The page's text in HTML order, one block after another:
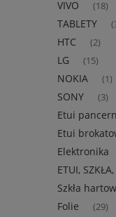
VIVO (18)
TABLETY
HTC (2)
LG (15)
NOKIA (1)
SONY (3)
Etui
Etui
Elektronika
ETUI,
Szkła
Folie (29)